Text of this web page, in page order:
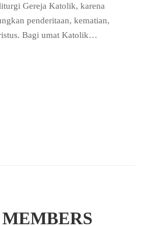
Gereja Katolik, karena
penderitaan, kematian,
Bagi umat Katolik…